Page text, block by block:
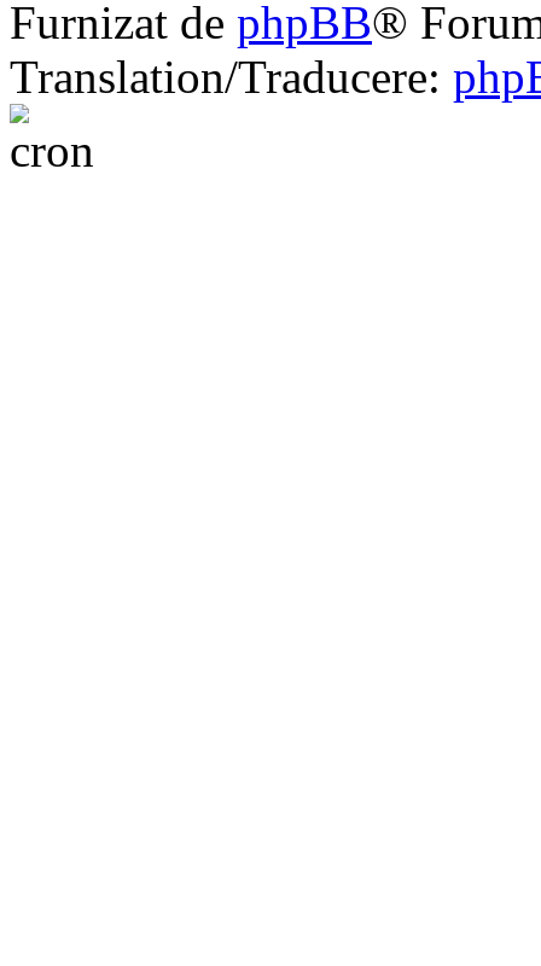
Furnizat de phpBB®
Translation/Traducere: